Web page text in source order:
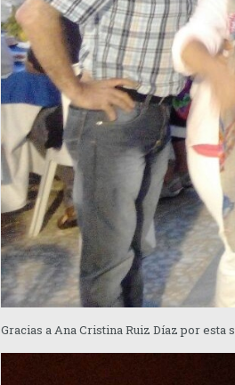
Gracias a Ana Cristina Ruiz Díaz por esta